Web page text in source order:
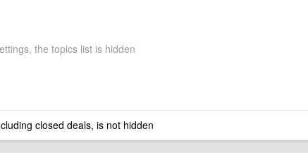
the topics list is hidden
closed deals, is not hidden